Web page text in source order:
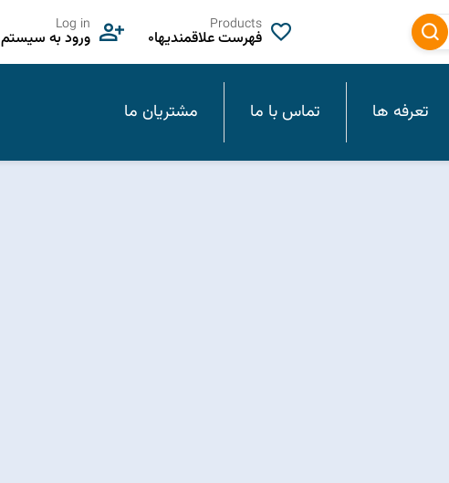
Products
فهرست علاقمندیها0
Log in
ورود به سیستم
تعرفه ها تماس با ما مشتریان ما